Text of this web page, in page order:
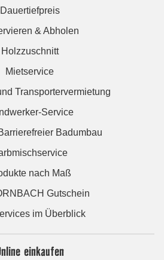
Dauertiefpreis
& Abholen
Holzzuschnitt
Mietservice
Transportervermietung
Service
Badumbau
nach Maß
Gutschein
im Überblick
einkaufen